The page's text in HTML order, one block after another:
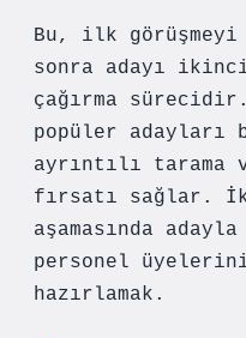
Bu, ilk
sonra adayı
çağırma
popüler adayları
ayrıntılı tarama
fırsatı sağlar.
aşamasında
personel
hazırlamak.